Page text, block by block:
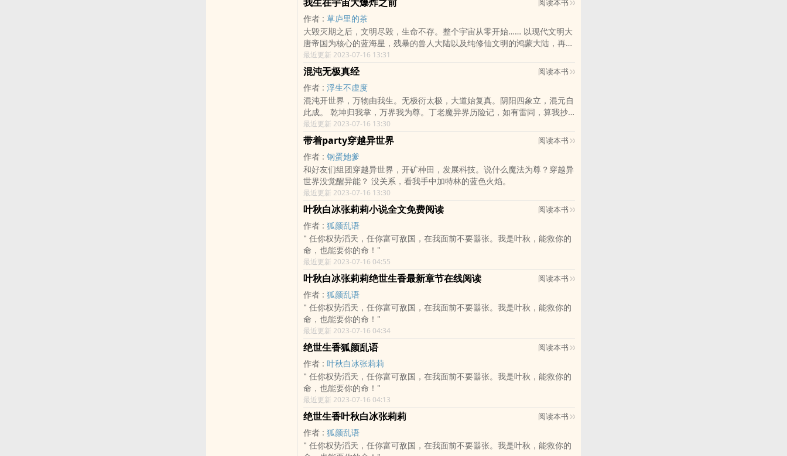
逆行者的征程。
阅读本书
作者 : 草庐里的茶
大毁灭期之后，文明尽毁，生命不存。整个宇宙从零开始…… 以现代文明大
唐帝国为核心的蓝海星，残暴的兽人大陆以及纯修仙文明的鸿蒙大陆，再加
上地球，构成了一个神秘的世界。一名来自上一代人类的高三学生醒来，因
班主任的推荐进入一款名为“神战之地”的游戏之中，从此穿梭于几个异世界
成为了他的日常。
最近更新 2023-07-16 13:31
混沌无极真经 阅读本书
作者 : 浮生不虚度
混沌开世界，万物由我生。无极衍太极，大道始复真。阴阳四象立，混元自
此成。 乾坤归我掌，万界我为尊。丁老魔异界历险记，如有雷同，算我抄
你
最近更新 2023-07-16 13:30
带着party穿越异世界 阅读本书
作者 : 钢蛋她爹
和好友们组团穿越异世界，开矿种田，发展科技。说什么魔法为尊？穿越异
世界没觉醒异能？ 没关系，看我手中加特林的蓝色火焰。
最近更新 2023-07-16 13:30
叶秋白冰张莉莉小说全文免费阅读 阅读本书
作者 : 狐颜乱语
" 任你权势滔天，任你富可敌国，在我面前不要嚣张。我是叶秋，能救你的
命，也能要你的命！"
最近更新 2023-07-16 04:55
叶秋白冰张莉莉绝世生香最新章节在线阅读 阅读本书
作者 : 狐颜乱语
" 任你权势滔天，任你富可敌国，在我面前不要嚣张。我是叶秋，能救你的
命，也能要你的命！"
最近更新 2023-07-16 04:34
绝世生香狐颜乱语 阅读本书
作者 : 叶秋白冰张莉莉
" 任你权势滔天，任你富可敌国，在我面前不要嚣张。我是叶秋，能救你的
命，也能要你的命！"
最近更新 2023-07-16 04:13
绝世生香叶秋白冰张莉莉 阅读本书
作者 : 狐颜乱语
" 任你权势滔天，任你富可敌国，在我面前不要嚣张。我是叶秋，能救你的